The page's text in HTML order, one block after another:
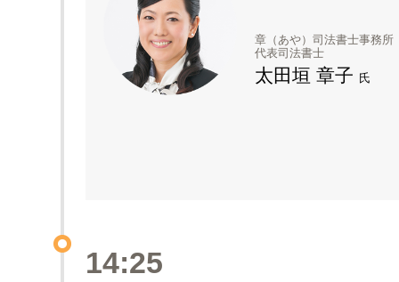
章（あや）司法書士事務所
代表司法書士
太田垣 章子 氏
14:25